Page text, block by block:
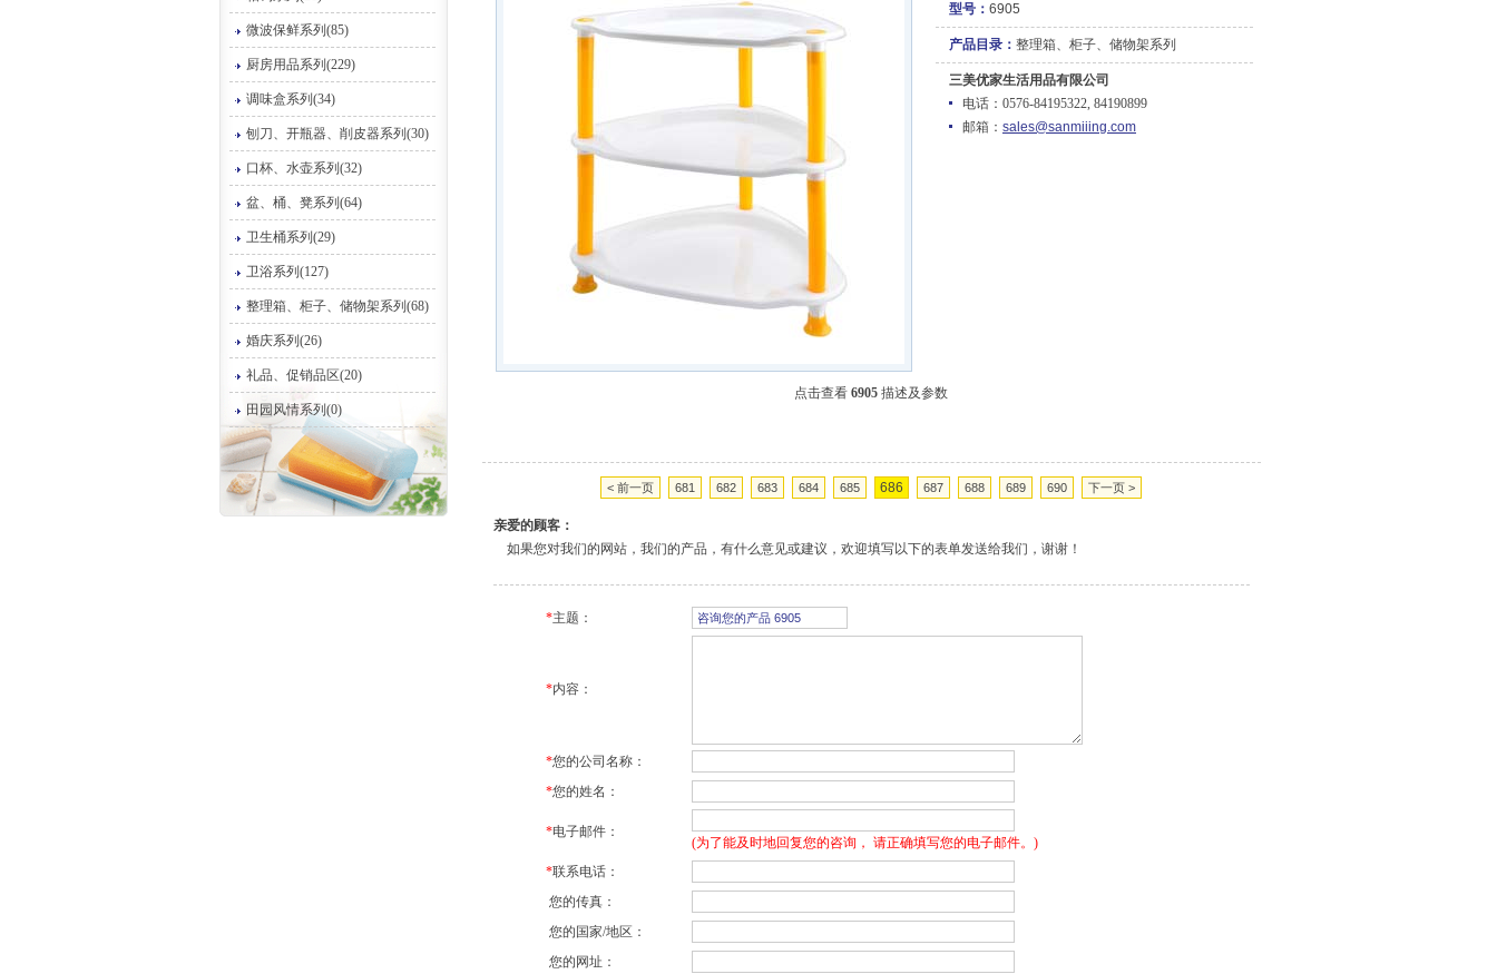
微波保鲜系列(85)
厨房用品系列(229)
调味盒系列(34)
刨刀、开瓶器、削皮器系列(30)
口杯、水壶系列(32)
盆、桶、凳系列(64)
卫生桶系列(29)
卫浴系列(127)
整理箱、柜子、储物架系列(68)
婚庆系列(26)
礼品、促销品区(20)
田园风情系列(0)
型号： 6905
产品目录： 整理箱、柜子、储物架系列
三美优家生活用品有限公司
电话：0576-84195322, 84190899
邮箱： sales@sanmiiing.com
点击查看 6905 描述及参数
< 前一页 681 682 683 684 685 686 687 688 689 690 下一页 >
亲爱的顾客：
如果您对我们的网站，我们的产品，有什么意见或建议，欢迎填写以下的表单发送给我们，谢谢！
*主题：
*内容：
*您的公司名称：
*您的姓名：
*电子邮件：
(为了能及时地回复您的咨询， 请正确填写您的电子邮件。)
*联系电话：
您的传真：
您的国家/地区：
您的网址：